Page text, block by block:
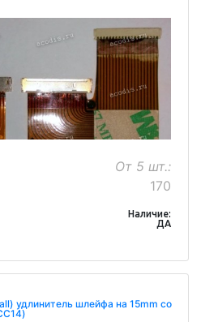
От 5 шт.:
170
Наличие:
ДА
удлинитель шлейфа на 15mm со